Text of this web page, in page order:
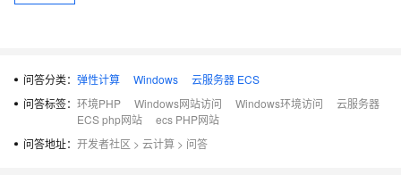
问答分类： 弹性计算 Windows
云服务器 ECS
问答标签： 环境PHP Windows网站访问 Windows环境访问
云服务器
ECS php网站
ecs PHP网站
问答地址： 开发者社区 > 云计算 > 问答